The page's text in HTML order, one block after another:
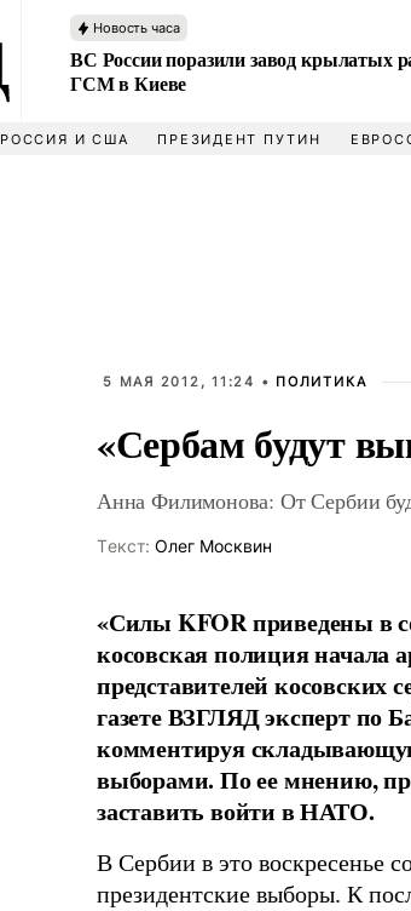
Новость часа
ВС России поразили завод крылатых
ГСМ в Киеве
РОССИЯ И США ПРЕЗИДЕНТ ПУТИН
5 МАЯ 2012, 11:24 • ПОЛИТИКА
«Сербам будут
Анна Филимонова: От Сербии
Tекст: Олег Москвин
«Силы KFOR приведены в
косовская полиция начала
представителей косовских
газете ВЗГЛЯД эксперт по
комментируя
выборами. По ее мнению,
заставить войти в НАТО.
В Сербии в это воскресенье
президентские выборы. К